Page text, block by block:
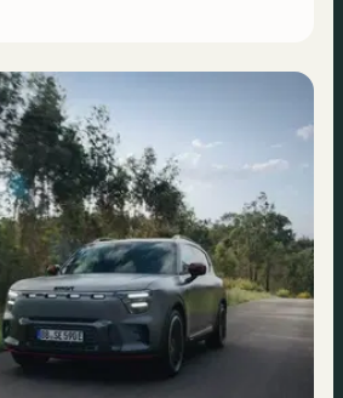
van veiligheid, per categorie. Wie